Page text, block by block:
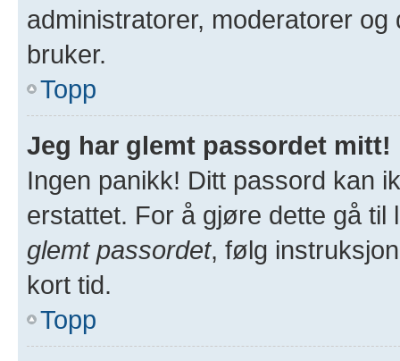
administratorer, moderatorer
bruker.
Topp
Jeg har glemt passordet mitt!
Ingen panikk! Ditt passord kan
erstattet. For å gjøre dette gå
glemt passordet, følg
kort tid.
Topp